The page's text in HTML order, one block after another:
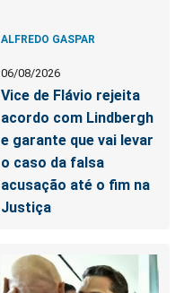
ALFREDO GASPAR
06/08/2026
Vice de Flávio rejeita
acordo com Lindbergh
e garante que vai levar
o caso da falsa
acusação até o fim na
Justiça